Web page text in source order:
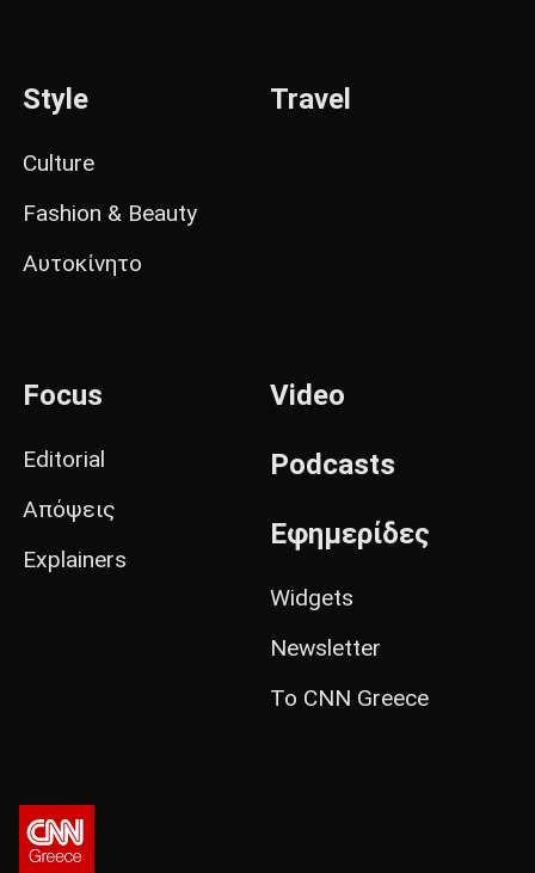
Style
Culture
Fashion & Beauty
Αυτοκίνητο
Travel
Focus
Editorial
Απόψεις
Explainers
Video
Podcasts
Εφημερίδες
Widgets
Newsletter
Το CNN Greece